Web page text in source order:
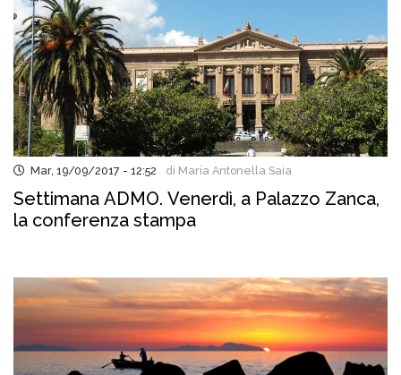
Mar, 19/09/2017 - 12:52 di Maria Antonella Saia
Settimana ADMO. Venerdì, a Palazzo Zanca,
la conferenza stampa